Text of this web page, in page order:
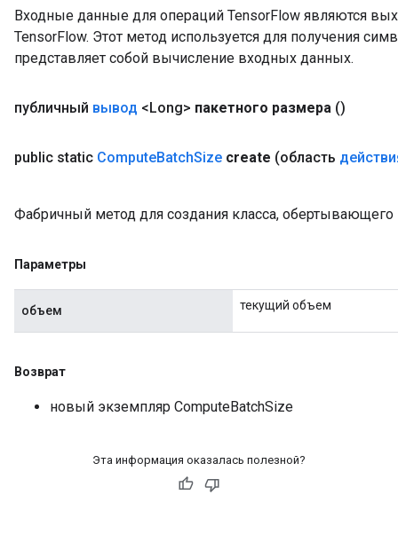
Входные данные для операций TensorFlow являются
TensorFlow. Этот метод используется для получения
представляет собой вычисление входных данных.
публичный вывод <Long> пакетного размера ()
public static ComputeBatchSize create (область
Фабричный метод для создания класса,
Параметры
объем текущий объем
Возврат
новый экземпляр ComputeBatchSize
Эта информация оказалась полезной?